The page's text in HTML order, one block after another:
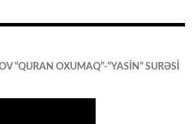
“QURAN OXUMAQ”-“YASİN” SURƏSİ